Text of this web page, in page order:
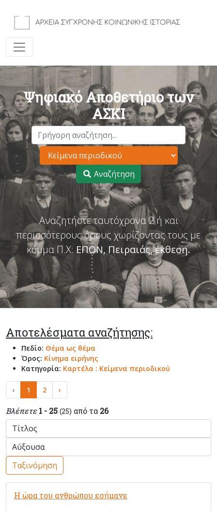
Ψηφιακό Αποθετήριο των
ΑΣΚΙ
Αναζήτηση
Αναζητήστε ταυτόχρονα 2 ή και
περισσότερους όρους χωρίζοντας τους με
κόμμα Π.Χ: ΕΠΟΝ, Πειραιάς, έκθεση.
Αποτελέσματα αναζήτησης:
Πεδίο: Θέμα ως θέμα
Όρος: Κίνημα ειρήνης
Κατηγορία: Καρτέλα : Κείμενα περιοδικού
‹ 1 2 ›
Βλέπετε 1 - 25 (25) από τα 26
Ταξινόμηση
Η ώρα του ανθρώπου εσήμανε